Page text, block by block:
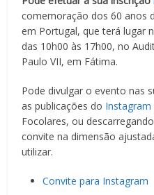
comemoração dos 60 anos
em Portugal, que terá lugar
das 10h00 às 17h00, no
Paulo VII, em Fátima.
Pode divulgar o evento nas
as publicações do Instagram
Focolares, ou
convite na dimensão
utilizar.
Convite para Instagram